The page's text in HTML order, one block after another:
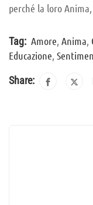
perché la loro
Tag: Amore, Anima,
Educazione,
Share: